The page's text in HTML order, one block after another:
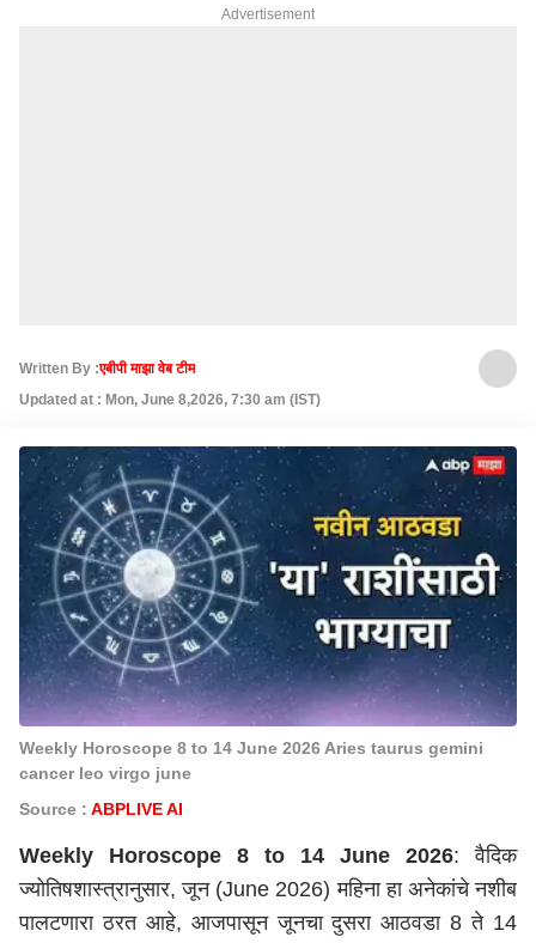
Advertisement
Written By :एबीपी माझा वेब टीम
Updated at : Mon, June 8,2026, 7:30 am (IST)
Weekly Horoscope 8 to 14 June 2026 Aries taurus gemini
cancer leo virgo june
Source : ABPLIVE AI
Weekly Horoscope 8 to 14 June 2026: वैदिक
ज्योतिषशास्त्रानुसार, जून (June 2026) महिना हा अनेकांचे नशीब
पालटणारा ठरत आहे, आजपासून जूनचा दुसरा आठवडा 8 ते 14